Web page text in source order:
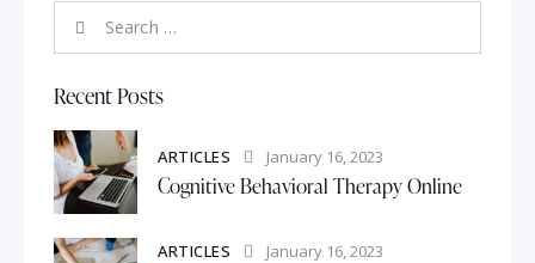
Recent Posts
ARTICLES January 16, 2023
Cognitive Behavioral Therapy Online
ARTICLES January 16, 2023